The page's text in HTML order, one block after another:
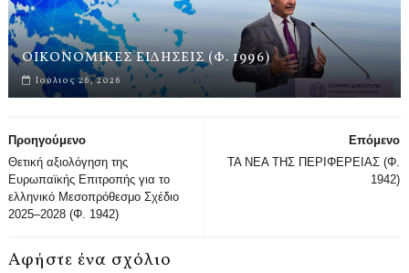
ΟΙΚΟΝΟΜΙΚΕΣ ΕΙΔΗΣΕΙΣ (Φ. 1996)
Ιούλιος 26, 2026
Επόμενο
ΤΑ ΝΕΑ ΤΗΣ ΠΕΡΙΦΕΡΕΙΑΣ (Φ.
1942)
Προηγούμενο
Θετική αξιολόγηση της
Ευρωπαϊκής Επιτροπής για το
ελληνικό Μεσοπρόθεσμο Σχέδιο
2025–2028 (Φ. 1942)
Αφήστε ένα σχόλιο